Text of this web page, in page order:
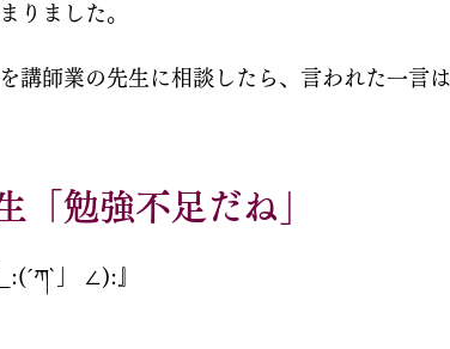
りました。
講師業の先生に相談したら、言われた一言は
「勉強不足だね」
」 ∠):』